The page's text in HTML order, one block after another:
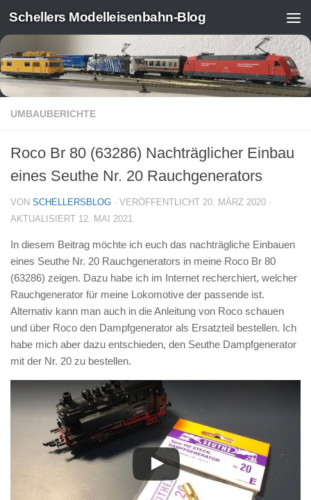
Zum Inhalt springen
Schellers Modelleisenbahn-Blog
UMBAUBERICHTE
Roco Br 80 (63286) Nachträglicher Einbau
eines Seuthe Nr. 20 Rauchgenerators
VON SCHELLERSBLOG · VERÖFFENTLICHT 20. MÄRZ 2020 ·
AKTUALISIERT 12. MAI 2021
In diesem Beitrag möchte ich euch das nachträgliche Einbauen
eines Seuthe Nr. 20 Rauchgenerators in meine Roco Br 80
(63286) zeigen. Dazu habe ich im Internet recherchiert, welcher
Rauchgenerator für meine Lokomotive der passende ist.
Alternativ kann man auch in die Anleitung von Roco schauen
und über Roco den Dampfgenerator als Ersatzteil bestellen. Ich
habe mich aber dazu entschieden, den Seuthe Dampfgenerator
mit der Nr. 20 zu bestellen.